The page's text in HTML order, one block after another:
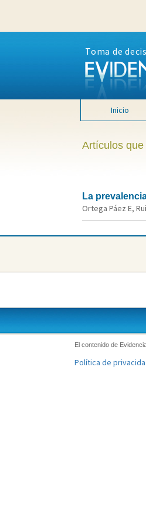
Toma de
Inicio
Artículos
La
Ortega Páez E,
El contenido de
Política de